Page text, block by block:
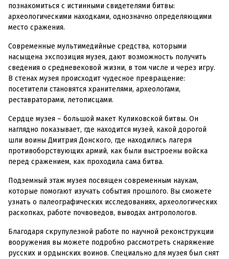
познакомиться с истинными свидетелями битвы:
археологическими находками, однозначно определяющими
место сражения.
Современные мультимедийные средства, которыми
насыщена экспозиция музея, дают возможность получить
сведения о средневековой жизни, в том числе и через игру.
В стенах музея происходит чудесное превращение:
посетители становятся хранителями, археологами,
реставраторами, летописцами.
Сердце музея – большой макет Куликовской битвы. Он
наглядно показывает, где находится музей, какой дорогой
шли воины Дмитрия Донского, где находились лагеря
противоборствующих армий, как были выстроены войска
перед сражением, как проходила сама битва.
Подземный этаж музея посвящен современным наукам,
которые помогают изучать события прошлого. Вы сможете
узнать о палеографических исследованиях, археологических
раскопках, работе почвоведов, выводах антропологов.
Благодаря скрупулезной работе по научной реконструкции
вооружения вы можете подробно рассмотреть снаряжение
русских и ордынских воинов. Специально для музея был снят